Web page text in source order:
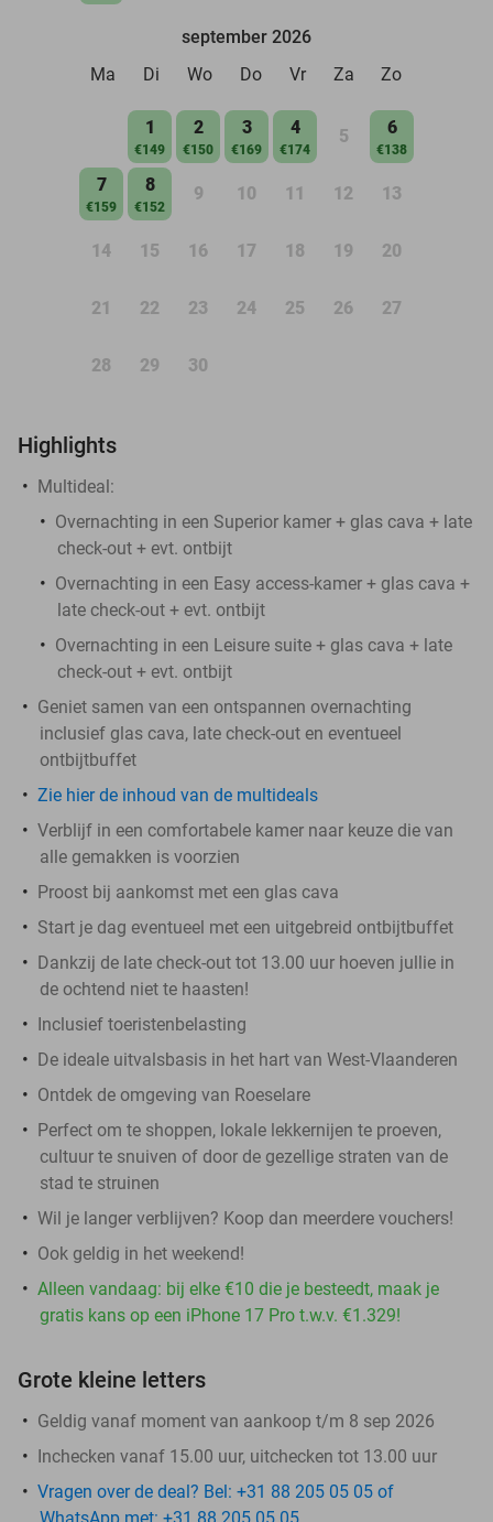
september 2026
Ma
Di Wo Do Vr Za Zo
1
€149
2
€150
3
€169
4
€174
5 6
€138
7
€159
8
€152
9 10 11 12 13
14 15 16 17 18 19 20
21 22 23 24 25 26 27
28 29 30
Highlights
Multideal:
Overnachting in een Superior kamer + glas cava + late
check-out + evt. ontbijt
Overnachting in een Easy access-kamer + glas cava +
late check-out + evt. ontbijt
Overnachting in een Leisure suite + glas cava + late
check-out + evt. ontbijt
Geniet samen van een ontspannen overnachting
inclusief glas cava, late check-out en eventueel
ontbijtbuffet
Zie hier de inhoud van de multideals
Verblijf in een comfortabele kamer naar keuze die van
alle gemakken is voorzien
Proost bij aankomst met een glas cava
Start je dag eventueel met een uitgebreid ontbijtbuffet
Dankzij de late check-out tot 13.00 uur hoeven jullie in
de ochtend niet te haasten!
Inclusief toeristenbelasting
De ideale uitvalsbasis in het hart van West-Vlaanderen
Ontdek de omgeving van Roeselare
Perfect om te shoppen, lokale lekkernijen te proeven,
cultuur te snuiven of door de gezellige straten van de
stad te struinen
Wil je langer verblijven? Koop dan meerdere vouchers!
Ook geldig in het weekend!
Alleen vandaag: bij elke €10 die je besteedt, maak je
gratis kans op een iPhone 17 Pro t.w.v. €1.329!
Grote kleine letters
Geldig vanaf moment van aankoop t/m 8 sep 2026
Inchecken vanaf 15.00 uur, uitchecken tot 13.00 uur
Vragen over de deal? Bel: +31 88 205 05 05 of